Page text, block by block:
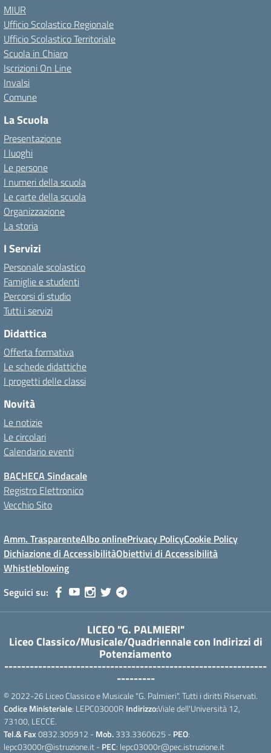
MIUR
Ufficio Scolastico Regionale
Ufficio Scolastico Territoriale
Scuola in Chiaro
Iscrizioni On Line
Invalsi
Comune
La Scuola
Presentazione
I luoghi
Le persone
I numeri della scuola
Le carte della scuola
Organizzazione
La storia
I Servizi
Personale scolastico
Famiglie e studenti
Percorsi di studio
Tutti i servizi
Didattica
Offerta formativa
Le schede didattiche
I progetti delle classi
Novità
Le notizie
Le circolari
Calendario eventi
BACHECA Sindacale
Registro Elettronico
Vecchio Sito
Amm. TrasparenteAlbo onlinePrivacy PolicyCookie Policy
Dichiazione di AccessibilitàObiettivi di Accessibilità
Whistleblowing
Seguici su:
LICEO "G. PALMIERI"
Liceo Classico/Musicale/Quadriennale con Indirizzi di
Potenziamento
--------------------------------------------------------------
---------
© 2022-26 Liceo Classico e Musicale "G. Palmieri". Tutti i diritti Riservati.
Codice Ministeriale: LEPC03000R Indirizzo:Viale dell'Università 12,
73100, LECCE.
Tel.& Fax0832.305912 - Mob.333.3360625 - PEO:
lepc03000r@istruzione.it - PEC: lepc03000r@pec.istruzione.it